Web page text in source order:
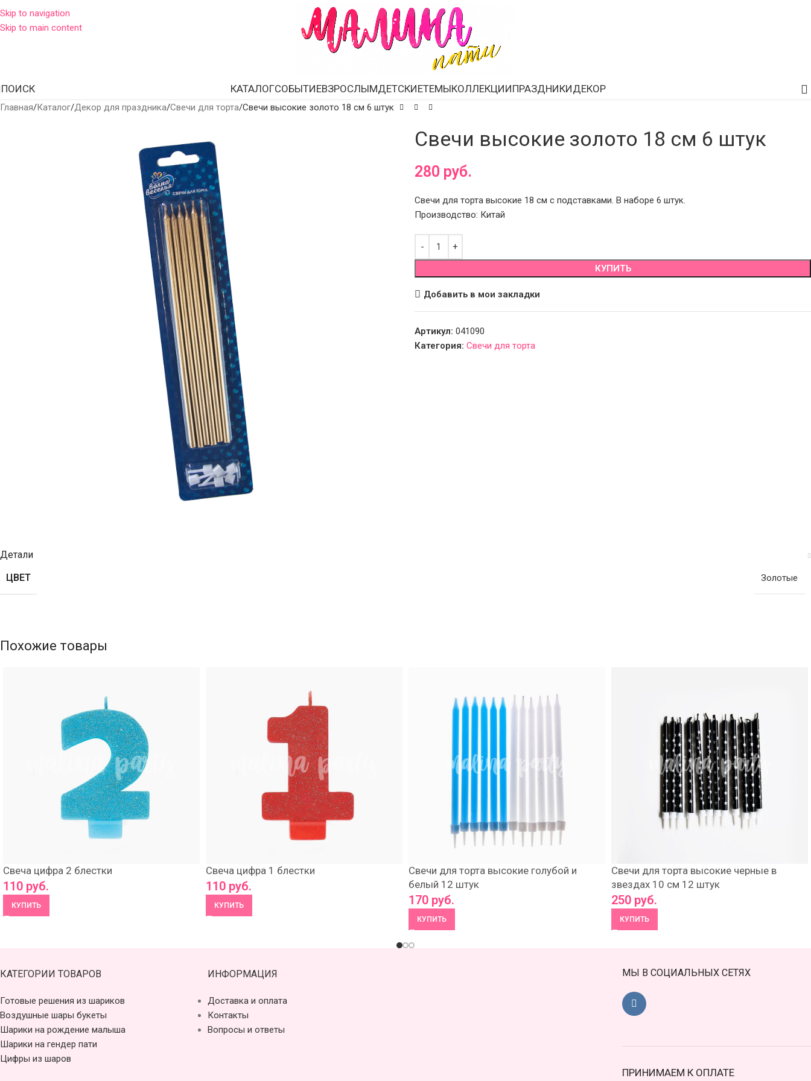
Skip to navigation
Skip to main content
ПОИСК КАТАЛОГСОБЫТИЕВЗРОСЛЫМДЕТСКИЕТЕМЫКОЛЛЕКЦИИПРАЗДНИКИДЕКОР
Главная Каталог Декор для праздника Свечи для торта Свечи высокие золото 18 см 6 штук
Свечи высокие золото 18 см 6 штук
280 руб.
Свечи для торта высокие 18 см с подставками. В наборе 6 штук.
Производство: Китай
КУПИТЬ
Добавить в мои закладки
Артикул: 041090
Категория: Свечи для торта
Детали
ЦВЕТ
Золотые
Похожие товары
Свеча цифра 2 блестки
110 руб.
КУПИТЬ
Свеча цифра 1 блестки
110 руб.
КУПИТЬ
Свечи для торта высокие голубой и
белый 12 штук
170 руб.
КУПИТЬ
Свечи для торта высокие черные в
звездах 10 см 12 штук
250 руб.
КУПИТЬ
КАТЕГОРИИ ТОВАРОВ
Готовые решения из шариков
Воздушные шары букеты
Шарики на рождение малыша
Шарики на гендер пати
Цифры из шаров
ИНФОРМАЦИЯ
Доставка и оплата
Контакты
Вопросы и ответы
МЫ В СОЦИАЛЬНЫХ СЕТЯХ
ПРИНИМАЕМ К ОПЛАТЕ